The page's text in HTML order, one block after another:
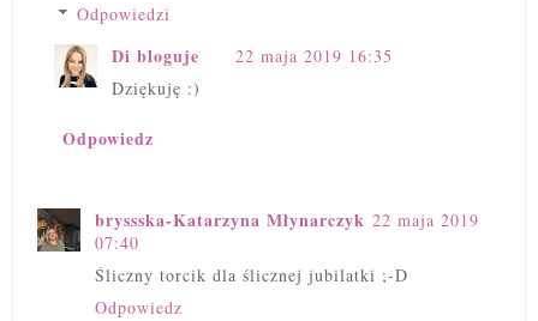
Odpowiedzi
Di bloguje
22 maja 2019 16:35
Dziękuję :)
Odpowiedz
bryssska-Katarzyna Młynarczyk 22 maja 2019
07:40
Śliczny torcik dla ślicznej jubilatki ;-D
Odpowiedz